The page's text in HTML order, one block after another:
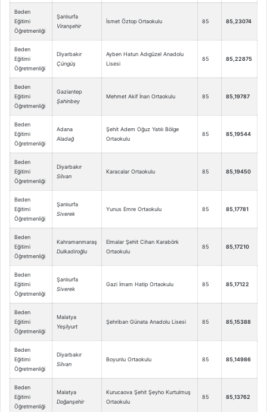
Beden
Eğitimi
Öğretmenliği
Şanlıurfa
Viranşehir
İsmet Öztop Ortaokulu 85 85,23074
Beden
Eğitimi
Öğretmenliği
Diyarbakır
Çüngüş
Ayben Hatun Adıgüzel Anadolu
Lisesi
85 85,22875
Beden
Eğitimi
Öğretmenliği
Gaziantep
Şahinbey
Mehmet Akif İnan Ortaokulu 85 85,19787
Beden
Eğitimi
Öğretmenliği
Adana
Aladağ
Şehit Adem Oğuz Yatılı Bölge
Ortaokulu
85 85,19544
Beden
Eğitimi
Öğretmenliği
Diyarbakır
Silvan
Karacalar Ortaokulu 85 85,19450
Beden
Eğitimi
Öğretmenliği
Şanlıurfa
Siverek
Yunus Emre Ortaokulu 85 85,17781
Beden
Eğitimi
Öğretmenliği
Kahramanmaraş
Dulkadiroğlu
Elmalar Şehit Cihan Karabörk
Ortaokulu
85 85,17210
Beden
Eğitimi
Öğretmenliği
Şanlıurfa
Siverek
Gazi İmam Hatip Ortaokulu 85 85,17122
Beden
Eğitimi
Öğretmenliği
Malatya
Yeşilyurt
Şehriban Günata Anadolu Lisesi 85 85,15388
Beden
Eğitimi
Öğretmenliği
Diyarbakır
Silvan
Boyunlu Ortaokulu 85 85,14986
Beden
Eğitimi
Öğretmenliği
Malatya
Doğanşehir
Kurucaova Şehit Şeyho Kurtulmuş
Ortaokulu
85 85,13762